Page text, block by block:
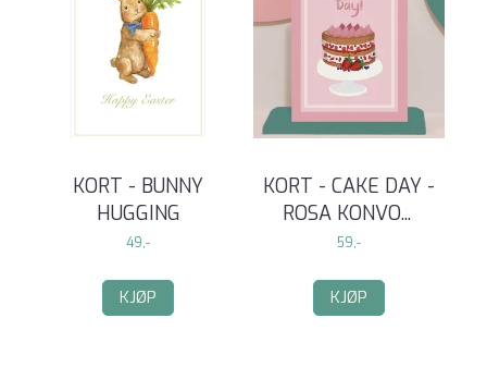
KORT - BUNNY
HUGGING
49,-
KJØP
KORT - CAKE DAY -
ROSA KONVO...
59,-
KJØP